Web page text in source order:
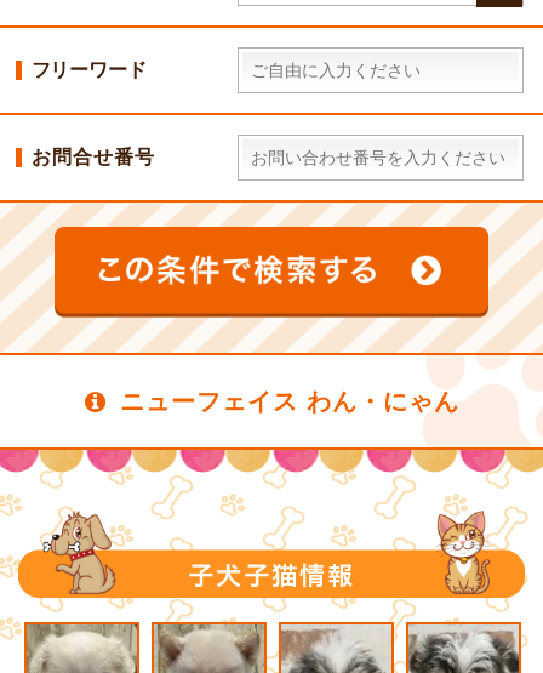
フリーワード
お問合せ番号
ニューフェイス わん・にゃん